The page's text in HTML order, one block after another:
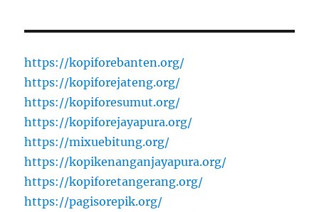
https://kopiforebanten.org/
https://kopiforejateng.org/
https://kopiforesumut.org/
https://kopiforejayapura.org/
https://mixuebitung.org/
https://kopikenanganjayapura.org/
https://kopiforetangerang.org/
https://pagisorepik.org/